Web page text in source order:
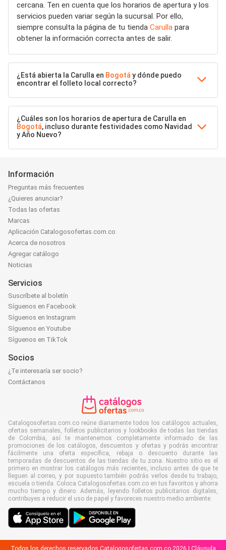
cercana. Ten en cuenta que los horarios de apertura y los
servicios pueden variar según la sucursal. Por ello,
siempre consulta la página de tu tienda Carulla para
obtener la información correcta antes de salir.
¿Está abierta la Carulla en Bogotá y dónde puedo
encontrar el folleto local correcto?
¿Cuáles son los horarios de apertura de Carulla en
Bogotá, incluso durante festividades como Navidad
y Año Nuevo?
Información
Preguntas más frecuentes
¿Quieres anunciar?
Todas las ofertas
Marcas
Aplicación Catalogosofertas.com.co
Acerca de nosotros
Agregar catálogo
Noticias
Servicios
Suscríbete al boletín
Síguenos en Facebook
Síguenos en Instagram
Síguenos en Youtube
Síguenos en TikTok
Socios
¿Te interesaría ser socio?
Contáctanos
Catalogosofertas.com.co reúne diariamente todos los catálogos actuales,
ofertas semanales, folletos publicitarios y lookbooks de todas las tiendas
de Colombia, así te mantenemos completamente informado de las
promociones de los catálogos, descuentos y ofertas y podrás encontrar
fácilmente una oferta específica, rebaja o descuento durante las
temporadas de descuentos de las tiendas de tu zona. Nuestro sitio es el
primero en mostrar los catálogos más recientes, incluso antes de que te
lleguen al correo, y por supuesto también podrás verlos desde tu trabajo,
escuela o tienda. Coloca Catalogosofertas.com.co en tus favoritos y ahorra
mucho tiempo y dinero. Además, leyendo folletos publicitarios digitales,
contribuyes a reducir el uso de papel y favoreces nuestro medio ambiente.
Todos los derechos reservados Catalogosofertas.com.co 2026 | Cláusula